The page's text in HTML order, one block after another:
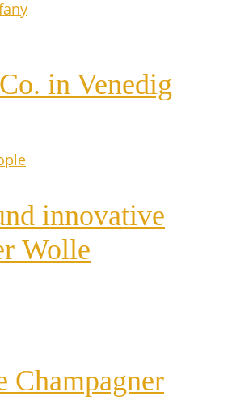
in Venedig
inno­va­ti­ve
Wolle
Champagner